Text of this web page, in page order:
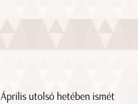
Április utolsó hetében ismét